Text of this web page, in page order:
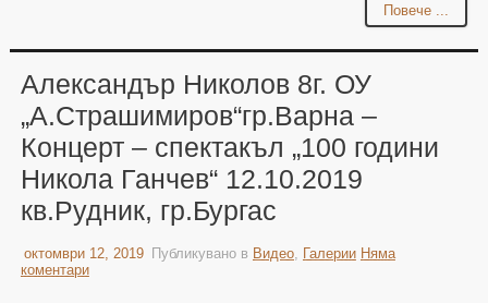
Повече ...
Александър Николов 8г. ОУ
„А.Страшимиров“гр.Варна –
Концерт – спектакъл „100 години
Никола Ганчев“ 12.10.2019
кв.Рудник, гр.Бургас
октомври 12, 2019 Публикувано в Видео, Галерии Няма
коментари